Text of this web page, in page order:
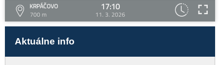
KRPÁČOVO
700 m
17:10
11. 3. 2026
Aktuálne info